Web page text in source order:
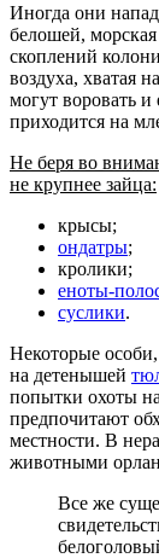
Иногда они
белошей,
скоплений
воздуха, хватая
могут воровать
приходится на
Не беря во
не крупнее зайца:
крысы;
ондатры;
кролики;
еноты-
суслики.
Некоторые
на детенышей
попытки охоты
предпочитают
местности. В
животными
Все же